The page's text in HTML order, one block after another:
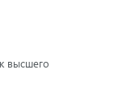
высшего